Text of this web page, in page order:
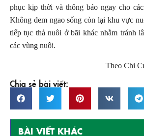
phục kịp thời và thông báo ngay cho
Không đem ngao sống còn lại khu vực
tiếp tục thả nuôi ở bãi khác nhằm tránh
các vùng nuôi.
Theo Chi
Chia sẻ bài viết:
BÀI VIẾT KHÁC